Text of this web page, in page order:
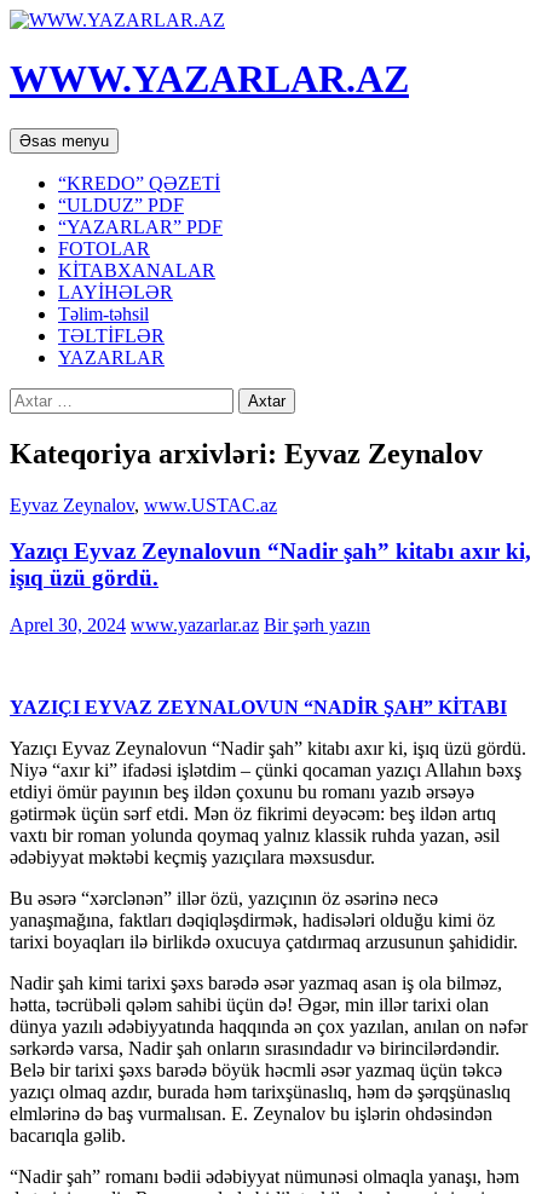
WWW.YAZARLAR.AZ
Axtar
Əsas menyu Mühtəviyyata
keç
“KREDO” QƏZETİ
“ULDUZ” PDF
“YAZARLAR” PDF
FOTOLAR
KİTABXANALAR
LAYİHƏLƏR
Təlim-təhsil
TƏLTİFLƏR
YAZARLAR
Axtarış:
Kateqoriya arxivləri: Eyvaz Zeynalov
Eyvaz Zeynalov, www.USTAC.az
Yazıçı Eyvaz Zeynalovun “Nadir şah” kitabı axır ki,
işıq üzü gördü.
Aprel 30, 2024 www.yazarlar.az Bir şərh yazın
YAZIÇI EYVAZ ZEYNALOVUN “NADİR ŞAH” KİTABI
Yazıçı Eyvaz Zeynalovun “Nadir şah” kitabı axır ki, işıq üzü gördü.
Niyə “axır ki” ifadəsi işlətdim – çünki qocaman yazıçı Allahın bəxş
etdiyi ömür payının beş ildən çoxunu bu romanı yazıb ərsəyə
gətirmək üçün sərf etdi. Mən öz fikrimi deyəcəm: beş ildən artıq
vaxtı bir roman yolunda qoymaq yalnız klassik ruhda yazan, əsil
ədəbiyyat məktəbi keçmiş yazıçılara məxsusdur.
Bu əsərə “xərclənən” illər özü, yazıçının öz əsərinə necə
yanaşmağına, faktları dəqiqləşdirmək, hadisələri olduğu kimi öz
tarixi boyaqları ilə birlikdə oxucuya çatdırmaq arzusunun şahididir.
Nadir şah kimi tarixi şəxs barədə əsər yazmaq asan iş ola bilməz,
hətta, təcrübəli qələm sahibi üçün də! Əgər, min illər tarixi olan
dünya yazılı ədəbiyyatında haqqında ən çox yazılan, anılan on nəfər
sərkərdə varsa, Nadir şah onların sırasındadır və birincilərdəndir.
Belə bir tarixi şəxs barədə böyük həcmli əsər yazmaq üçün təkcə
yazıçı olmaq azdır, burada həm tarixşünaslıq, həm də şərqşünaslıq
elmlərinə də baş vurmalısan. E. Zeynalov bu işlərin ohdəsindən
bacarıqla gəlib.
“Nadir şah” romanı bədii ədəbiyyat nümunəsi olmaqla yanaşı, həm